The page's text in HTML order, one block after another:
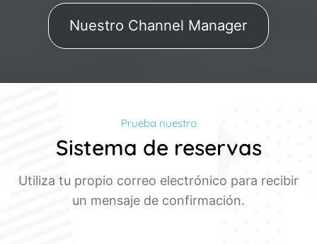
Nuestro Channel Manager
Prueba nuestro
Sistema de reservas
Utiliza tu propio correo electrónico para recibir
un mensaje de confirmación.